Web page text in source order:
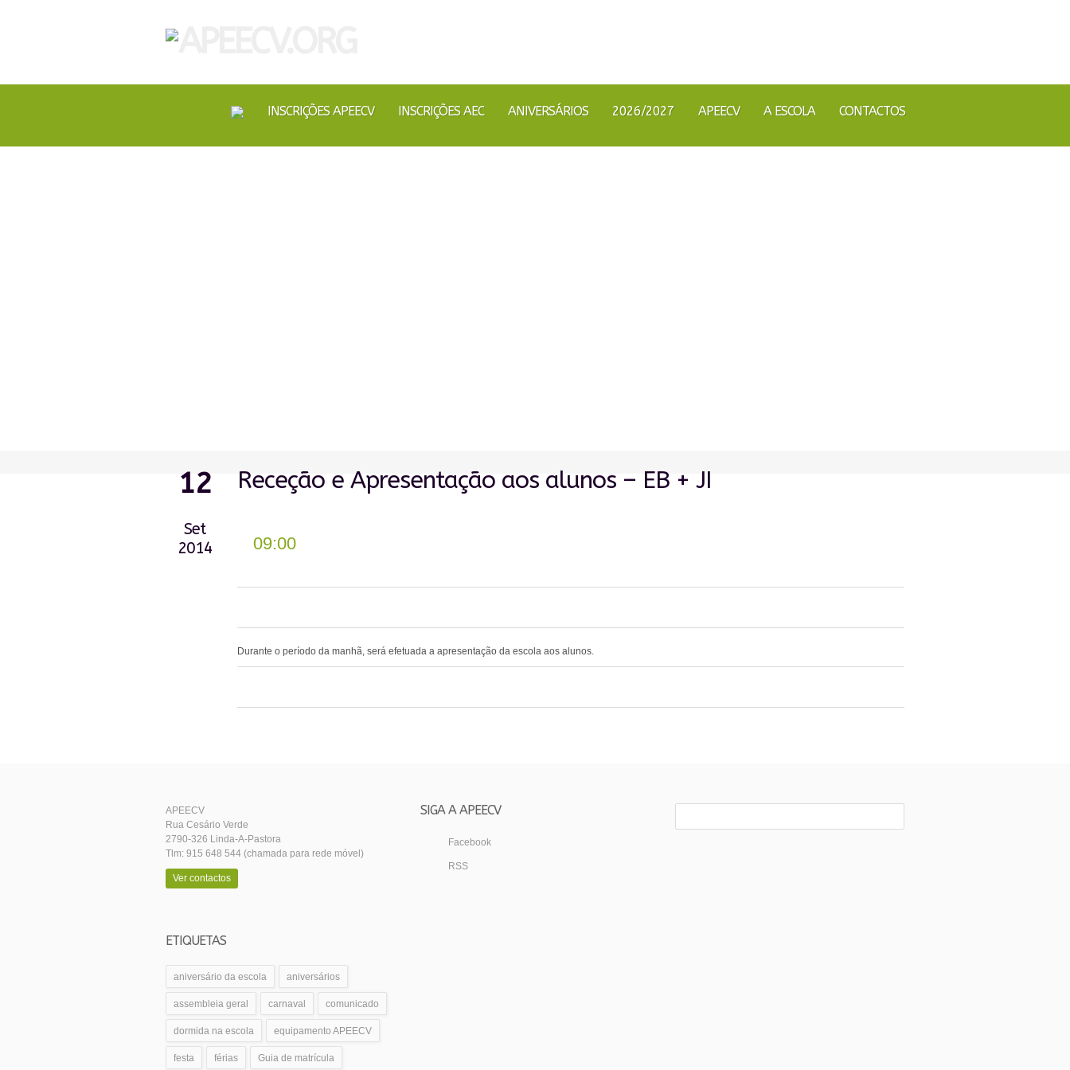
INSCRIÇÕES APEECV INSCRIÇÕES AEC ANIVERSÁRIOS 2026/2027 APEECV A ESCOLA CONTACTOS
12
Set
2014
Receção e Apresentação aos alunos – EB + JI
09:00
Durante o período da manhã, será efetuada a apresentação da escola aos alunos.
APEECV
Rua Cesário Verde
2790-326 Linda-A-Pastora
Tlm: 915 648 544 (chamada para rede móvel)
Ver contactos
ETIQUETAS
aniversário da escola aniversários
assembleia geral carnaval comunicado
dormida na escola equipamento APEECV
festa férias Guia de matrícula
SIGA A APEECV
Facebook
RSS